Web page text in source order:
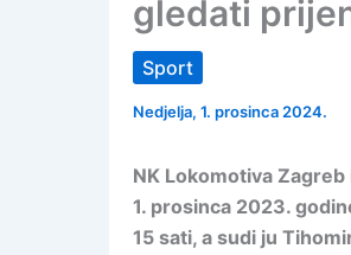
gledati
Sport
Nedjelja, 1. prosinca 2024.
NK Lokomotiva
1. prosinca 2023.
15 sati, a sudi ju